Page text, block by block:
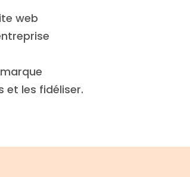
web
et les fidéliser.